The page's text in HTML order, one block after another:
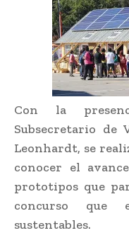
Con la
Subsecretario de
Leonhardt, se
conocer el
prototipos que
concurso que
sustentables.